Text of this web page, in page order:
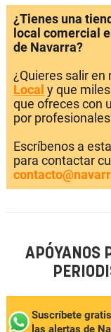
¿Tienes una
local comercial
de Navarra?
¿Quieres salir en
Local y que
que ofreces con
por
Escríbenos a
para contactar
APÓYANOS
Suscríbete
las alertas de